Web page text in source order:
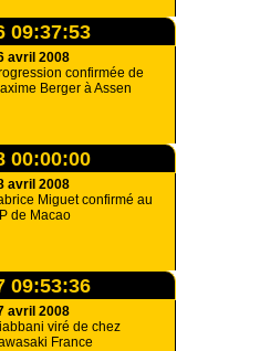
09:37:53
avril 2008
confirmée de
Berger à Assen
00:00:00
avril 2008
Miguet confirmé au
de Macao
09:53:36
avril 2008
viré de chez
France